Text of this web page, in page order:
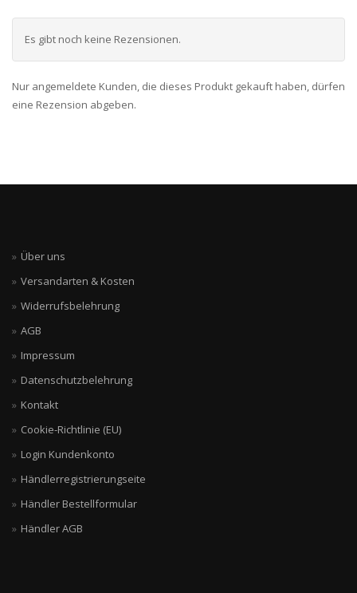
Es gibt noch keine Rezensionen.
Nur angemeldete Kunden, die dieses Produkt gekauft haben, dürfen
eine Rezension abgeben.
Über uns
Versandarten & Kosten
Widerrufsbelehrung
AGB
Impressum
Datenschutzbelehrung
Kontakt
Cookie-Richtlinie (EU)
Login Kundenkonto
Händlerregistrierungseite
Händler Bestellformular
Händler AGB